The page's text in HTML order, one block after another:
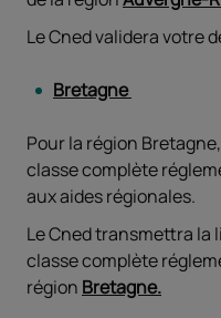
Le Cned validera votre
Bretagne
Pour la région
classe complète
aux aides régionales.
Le Cned transmettra la
classe complète
région Bretagne.